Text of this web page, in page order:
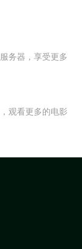
务器，享受更多
观看更多的电影